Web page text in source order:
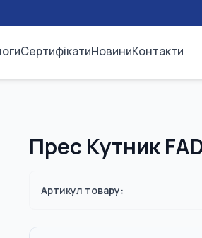
СертифікатиНовиниКонтакти
Прес Кутник
Артикул товару: